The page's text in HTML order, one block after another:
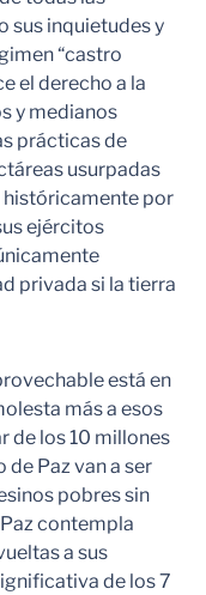
sus inquietudes y
“castro
el derecho a la
y medianos
prácticas de
usurpadas
por
ejércitos
privada si la tierra
está en
más a esos
de los 10 millones
de Paz van a ser
pobres sin
contempla
a sus
de los 7